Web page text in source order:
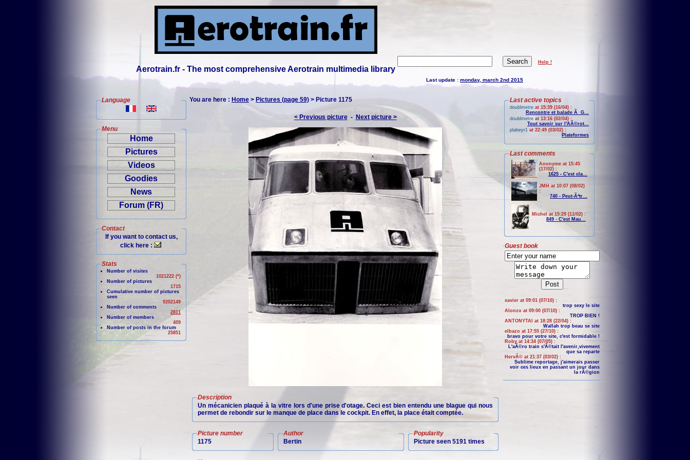
Aerotrain.fr - The most comprehensive Aerotrain multimedia library
Help !
Last update : monday, march 2nd 2015
Language
Menu
Home
Pictures
Videos
Goodies
News
Forum (FR)
Contact
If you want to contact us,
click here :
Stats
Number of visites
1021222 (*)
Number of pictures
1715
Cumulative number of pictures
seen
9202149
Number of comments
2811
Number of members
409
Number of posts in the forum
25851
You are here : Home > Pictures (page 59) > Picture 1175
< Previous picture- Next picture >
Description
Un mécanicien plaqué à la vitre lors d'une prise d'otage. Ceci est bien entendu une blague qui nous
permet de rebondir sur le manque de place dans le cockpit. En effet, la place était comptée.
Picture number
1175
Author
Bertin
Popularity
Picture seen 5191 times
Last active topics
doublmetre at 15:39 (16/04) :
Rencontre et balade Ã G...
doublmetre at 13:16 (02/04) :
Tout savoir sur l'AÃ©rot...
plabeyr1 at 22:49 (03/02) :
Plateformes
Last comments
Anonyme at 15:45
(17/02) :
1625 - C'est cla...
JMH at 10:07 (08/02)
:
740 - Peut-Ãªtr...
Michel at 15:29 (11/02) :
849 - C'est Mau...
Guest book
xavier at 09:01 (07/10) :
trop sexy le site
Alonzo at 09:00 (07/10) :
TROP BIEN !
ANTONYTAI at 18:28 (22/04) :
Wallah trop beau se site
elbazo at 17:55 (27/10) :
bravo pour votre site, c'est formidable !
Roby at 14:34 (07/05) :
L'aÃ©ro train s'Ã©tait l'avenir,vivement
que sa reparte
HervÃ© at 21:37 (03/02) :
Sublime reportage, j'aimerais passer
voir ces lieux en passant un jour dans
la rÃ©gion